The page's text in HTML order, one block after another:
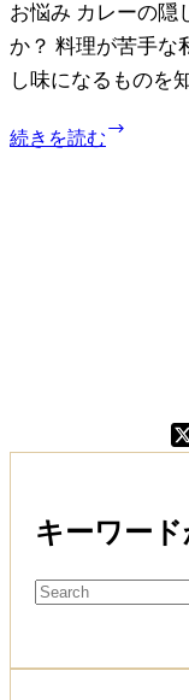
お悩み カレーの隠
か？ 料理が苦手な
し味になるものを
続きを読む
ど
隠
味
を
キーワー